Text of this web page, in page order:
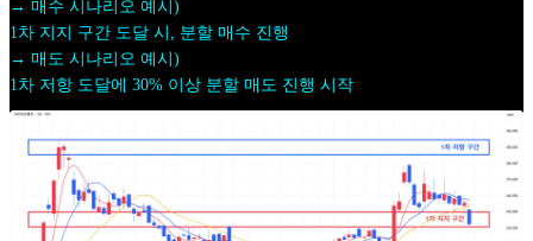
→ 매수 시나리오 예시)
1차 지지 구간 도달 시, 분할 매수 진행
→ 매도 시나리오 예시)
1차 저항 도달에 30% 이상 분할 매도 진행 시작